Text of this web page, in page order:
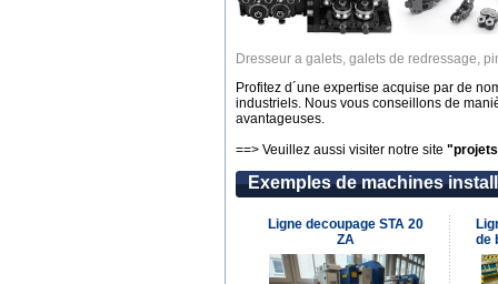
Dresseur a galets, galets de redressage,
Profitez d´une expertise acquise par de
industriels. Nous vous conseillons de
avantageuses.
==> Veuillez aussi visiter notre site
Exemples de machines
Ligne decoupage STA 20
ZA
de